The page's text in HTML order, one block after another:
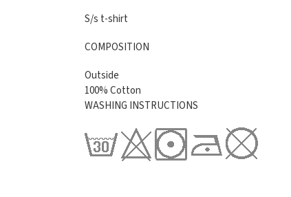
S/s t-shirt
COMPOSITION
Outside
100% Cotton
WASHING INSTRUCTIONS